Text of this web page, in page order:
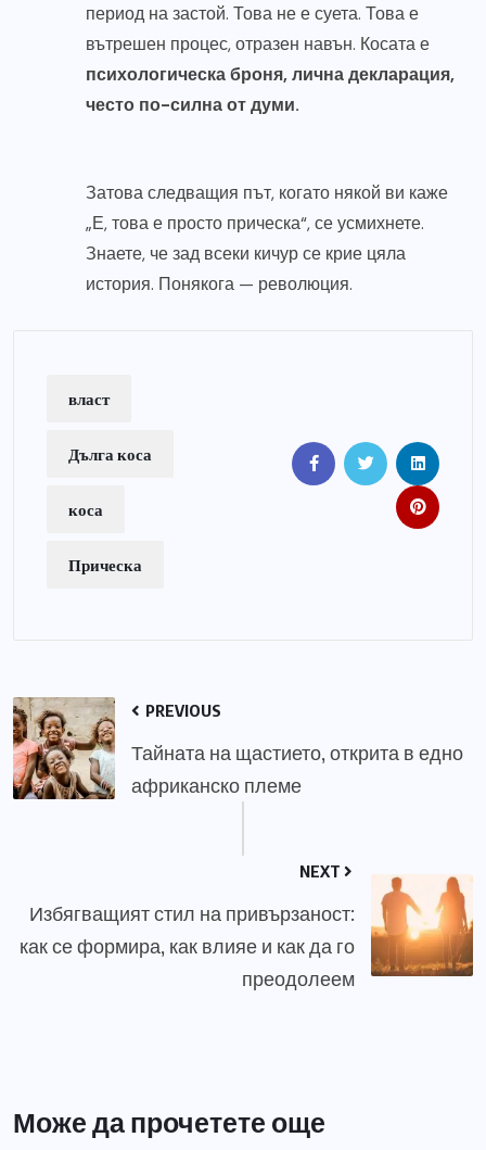
период на застой. Това не е суета. Това е
вътрешен процес, отразен навън. Косата е
психологическа броня, лична декларация,
често по-силна от думи.
Затова следващия път, когато някой ви каже
„Е, това е просто прическа“, се усмихнете.
Знаете, че зад всеки кичур се крие цяла
история. Понякога — революция.
власт
Дълга коса
коса
Прическа
PREVIOUS
Тайната на щастието, открита в едно
африканско племе
NEXT
Избягващият стил на привързаност:
как се формира, как влияе и как да го
преодолеем
Може да прочетете още